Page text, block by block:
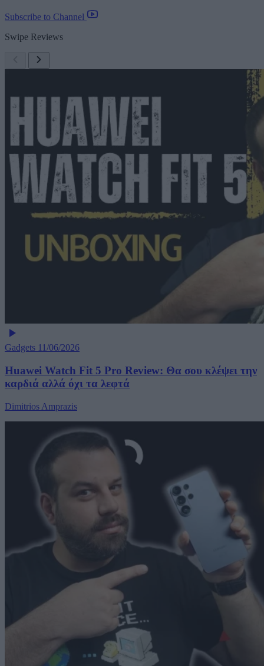
Subscribe to Channel
Swipe Reviews
Gadgets 11/06/2026
Huawei Watch Fit 5 Pro Review: Θα σου κλέψει την
καρδιά αλλά όχι τα λεφτά
Dimitrios Amprazis